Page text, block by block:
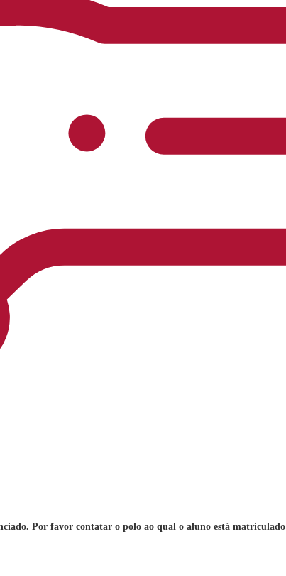
Por favor contatar o polo ao qual o aluno está matriculado